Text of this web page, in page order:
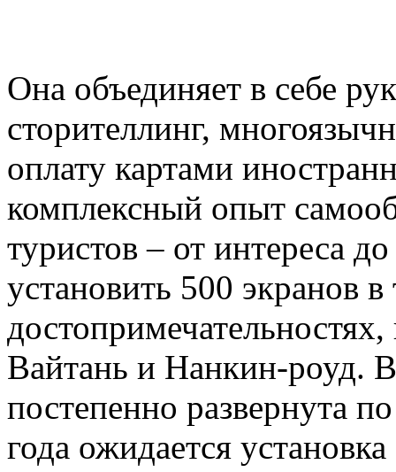
Она объединяет в себе
сторителлинг,
оплату картами
комплексный опыт
туристов – от интереса
установить 500 экранов
Вайтань и Нанкин-роуд.
постепенно развернута
года ожидается